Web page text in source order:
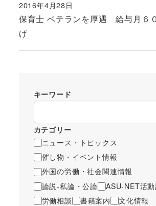
保育士 ベテランを厚遇 給与月６
げ
投稿日
2016年4月28日
キーワード
カテゴリー
ニュース・トピックス
催し物・イベント情報
外国の労働・社会関連情報
論説-私論・公論
ASU-NET活
労働相談
書籍案内
文化情報